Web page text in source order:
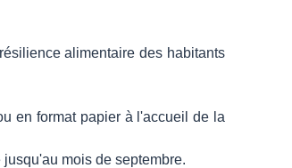
alimentaire des habitants
en format papier à l'accueil de la
mois de septembre.